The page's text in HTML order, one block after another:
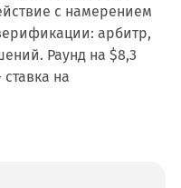
с намерением
арбитр,
Раунд на $8,3
на